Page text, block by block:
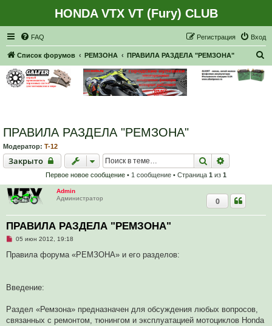
HONDA VTX VT (Fury) CLUB
FAQ Вход
Регистрация
Список форумов РЕМЗОНА ПРАВИЛА РАЗДЕЛА "РЕМЗОНА"
ПРАВИЛА РАЗДЕЛА "РЕМЗОНА"
Модератор: T-12
Закрыто
Закрыто Поиск
Первое новое сообщение • 1 сообщение • Страница 1 из 1
Admin
Администратор
ПРАВИЛА РАЗДЕЛА "РЕМЗОНА"
0
Н
п
т
н
о
05 июн 2012, 19:18
Правила форума «РЕМЗОНА» и его разделов:
Введение:
Раздел «Ремзона» предназначен для обсуждения любых вопросов,
связанных с ремонтом, тюнингом и эксплуатацией мотоциклов Honda